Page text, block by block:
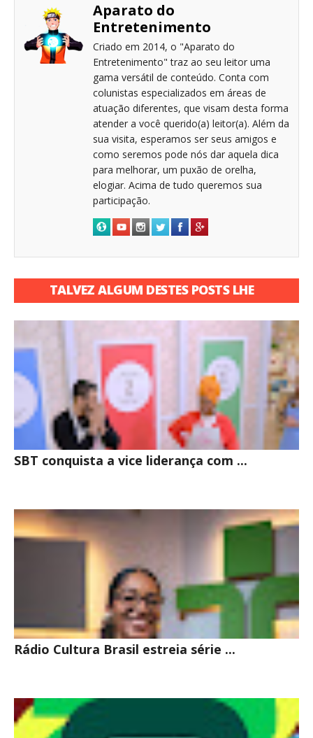
Aparato do
Entretenimento
Criado em 2014, o "Aparato do
Entretenimento" traz ao seu leitor uma
gama versátil de conteúdo. Conta com
colunistas especializados em áreas de
atuação diferentes, que visam desta forma
atender a você querido(a) leitor(a). Além da
sua visita, esperamos ser seus amigos e
como seremos pode nós dar aquela dica
para melhorar, um puxão de orelha,
elogiar. Acima de tudo queremos sua
participação.
TALVEZ ALGUM DESTES POSTS LHE
SBT conquista a vice liderança com ...
Rádio Cultura Brasil estreia série ...